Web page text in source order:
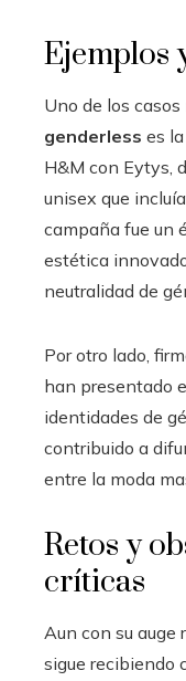
Ejemplos
Uno de los
genderless es
H&M con Eytys,
unisex que
campaña fue un
estética
neutralidad de
Por otro lado,
han presentado
identidades de
contribuido a
entre la moda
Retos y
críticas
Aun con su auge
sigue recibiendo